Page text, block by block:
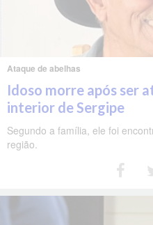
Ataque de abelhas
Idoso morre após ser
interior de Sergipe
Segundo a família, ele foi
região.